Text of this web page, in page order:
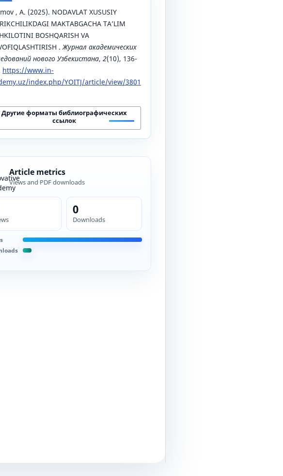
, A. (2025). NODAVLAT XUSUSIY
MAKTABGACHA TAʼLIM
BOSHQARISH VA
.Журнал академических
нового Узбекистана, 2(10), 136-
https://www.in-
index.php/YOITJ/article/view/3801
Другие форматы библиографических
ссылок
Article metrics
Views and PDF downloads
0
Downloads